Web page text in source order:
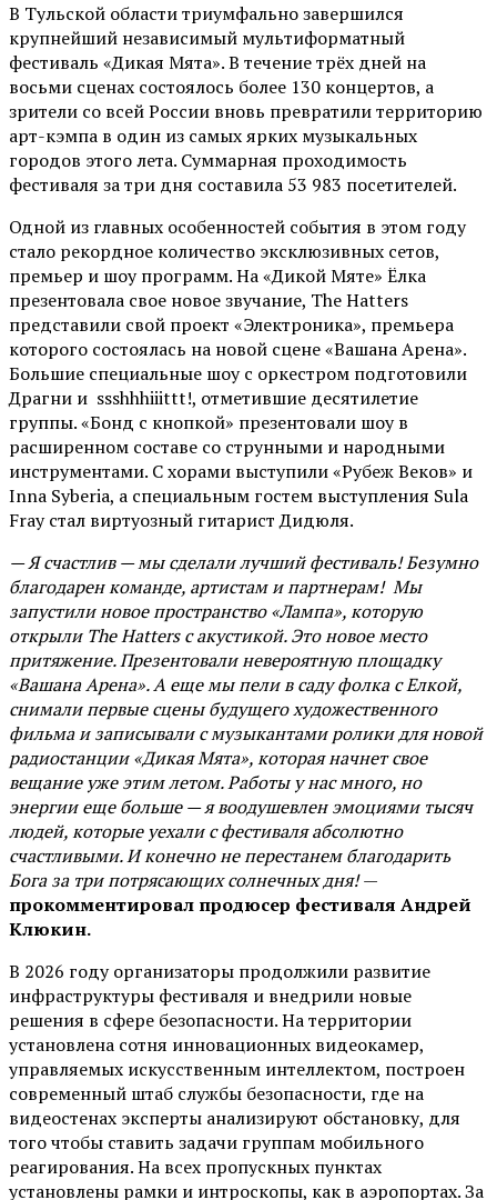
В Тульской области триумфально завершился
крупнейший независимый мультиформатный
фестиваль «Дикая Мята». В течение трёх дней на
восьми сценах состоялось более 130 концертов, а
зрители со всей России вновь превратили территорию
арт-кэмпа в один из самых ярких музыкальных
городов этого лета. Суммарная проходимость
фестиваля за три дня составила 53 983 посетителей.
Одной из главных особенностей события в этом году
стало рекордное количество эксклюзивных сетов,
премьер и шоу программ. На «Дикой Мяте» Ёлка
презентовала свое новое звучание, The Hatters
представили свой проект «Электроника», премьера
которого состоялась на новой сцене «Вашана Арена».
Большие специальные шоу с оркестром подготовили
Драгни и ssshhhiiittt!, отметившие десятилетие
группы. «Бонд с кнопкой» презентовали шоу в
расширенном составе со струнными и народными
инструментами. С хорами выступили «Рубеж Веков» и
Inna Syberia, а специальным гостем выступления Sula
Fray стал виртуозный гитарист Дидюля.
— Я счастлив — мы сделали лучший фестиваль! Безумно
благодарен команде, артистам и партнерам! Мы
запустили новое пространство «Лампа», которую
открыли The Hatters с акустикой. Это новое место
притяжение. Презентовали невероятную площадку
«Вашана Арена». А еще мы пели в саду фолка с Елкой,
снимали первые сцены будущего художественного
фильма и записывали с музыкантами ролики для новой
радиостанции «Дикая Мята», которая начнет свое
вещание уже этим летом. Работы у нас много, но
энергии еще больше — я воодушевлен эмоциями тысяч
людей, которые уехали с фестиваля абсолютно
счастливыми. И конечно не перестанем благодарить
Бога за три потрясающих солнечных дня!—
прокомментировал продюсер фестиваля Андрей
Клюкин.
В 2026 году организаторы продолжили развитие
инфраструктуры фестиваля и внедрили новые
решения в сфере безопасности. На территории
установлена сотня инновационных видеокамер,
управляемых искусственным интеллектом, построен
современный штаб службы безопасности, где на
видеостенах эксперты анализируют обстановку, для
того чтобы ставить задачи группам мобильного
реагирования. На всех пропускных пунктах
установлены рамки и интроскопы, как в аэропортах. За